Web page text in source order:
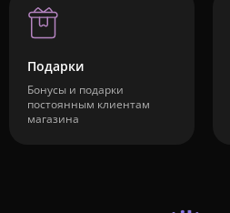
Подарки
Бонусы и подарки
постоянным клиентам
магазина